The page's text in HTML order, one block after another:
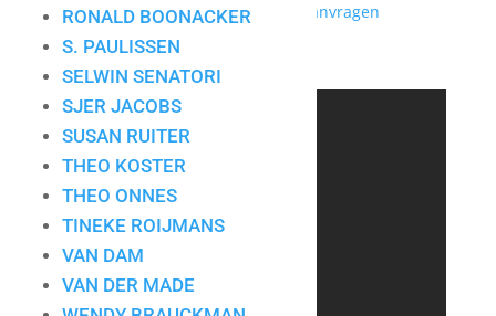
RONALD BOONACKER
S. PAULISSEN
SELWIN SENATORI
SJER JACOBS
SUSAN RUITER
THEO KOSTER
THEO ONNES
TINEKE ROIJMANS
VAN DAM
VAN DER MADE
Toevoegen aan mijn lijst / Offerte aanvragen
Wil Willemse 2
CONTACT
Art for Company
Mobiel:+31-(0)6-24640033
E-mail:info@artforcompany.nl